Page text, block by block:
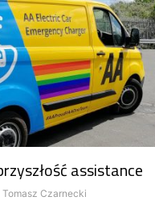
assistance
Tomasz Czarnecki